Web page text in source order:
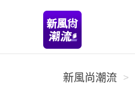
新風尚潮流
新風尚潮流